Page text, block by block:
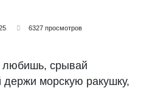
6327 просмотров
любишь, срывай
морскую ракушку,